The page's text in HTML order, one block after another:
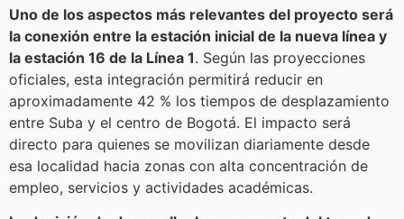
Uno de los aspectos más relevantes del proyecto será
la conexión entre la estación inicial de la nueva línea y
la estación 16 de la Línea 1. Según las proyecciones
oficiales, esta integración permitirá reducir en
aproximadamente 42 % los tiempos de desplazamiento
entre Suba y el centro de Bogotá. El impacto será
directo para quienes se movilizan diariamente desde
esa localidad hacia zonas con alta concentración de
empleo, servicios y actividades académicas.